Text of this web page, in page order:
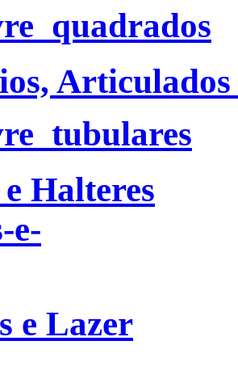
Halteres
e Lazer